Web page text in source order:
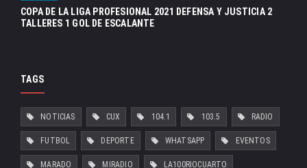
COPA DE LA LIGA PROFESIONAL 2021 DEFENSA Y JUSTICIA 2
TALLERES 1 GOL DE ESCALANTE
TAGS
NOTICIAS CUX 104.1 103.5 RADIO
FUTBOL DEPORTE WHATSAPP EVENTOS
MARADO MIRADIO LA100RIOCUARTO